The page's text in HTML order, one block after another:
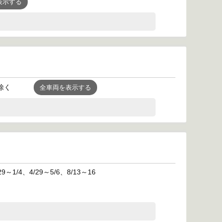
示する
く 全車両を表示する
～1/4、4/29～5/6、8/13～16